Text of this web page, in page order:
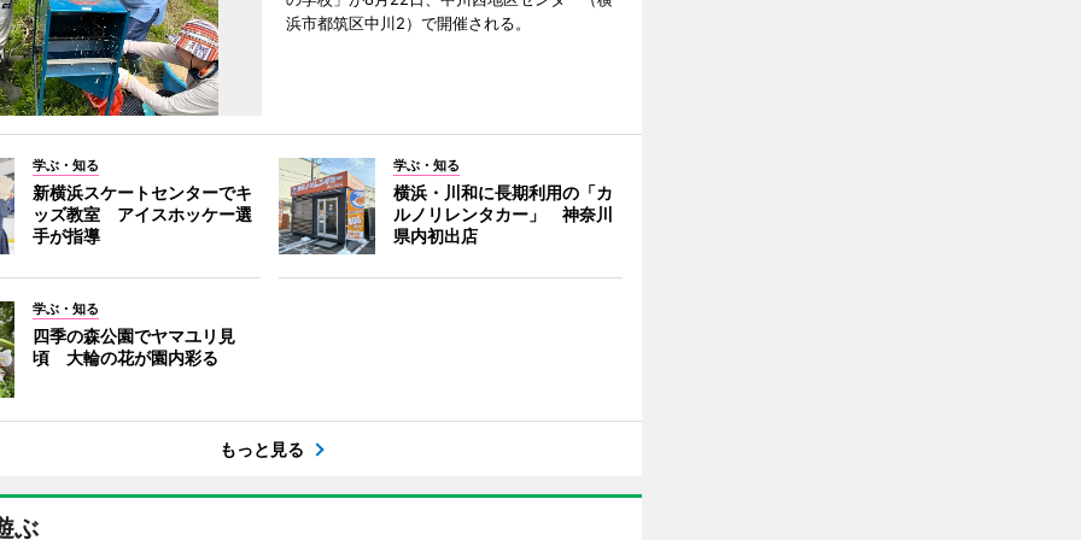
浜市都筑区中川2）で開催される。
学ぶ・知る
新横浜スケートセンターでキ
ッズ教室 アイスホッケー選
手が指導
学ぶ・知る
横浜・川和に長期利用の「カ
ルノリレンタカー」 神奈川
県内初出店
学ぶ・知る
四季の森公園でヤマユリ見
頃 大輪の花が園内彩る
もっと見る
ぶ